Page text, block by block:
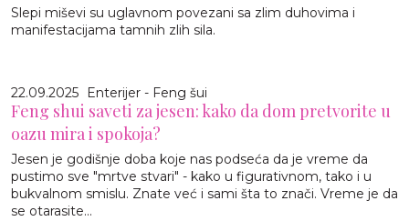
Slepi miševi su uglavnom povezani sa zlim duhovima i
manifestacijama tamnih zlih sila.
22.09.2025 Enterijer - Feng šui
Feng shui saveti za jesen: kako da dom pretvorite u
oazu mira i spokoja?
Jesen je godišnje doba koje nas podseća da je vreme da
pustimo sve "mrtve stvari" - kako u figurativnom, tako i u
bukvalnom smislu. Znate već i sami šta to znači. Vreme je da
se otarasite...